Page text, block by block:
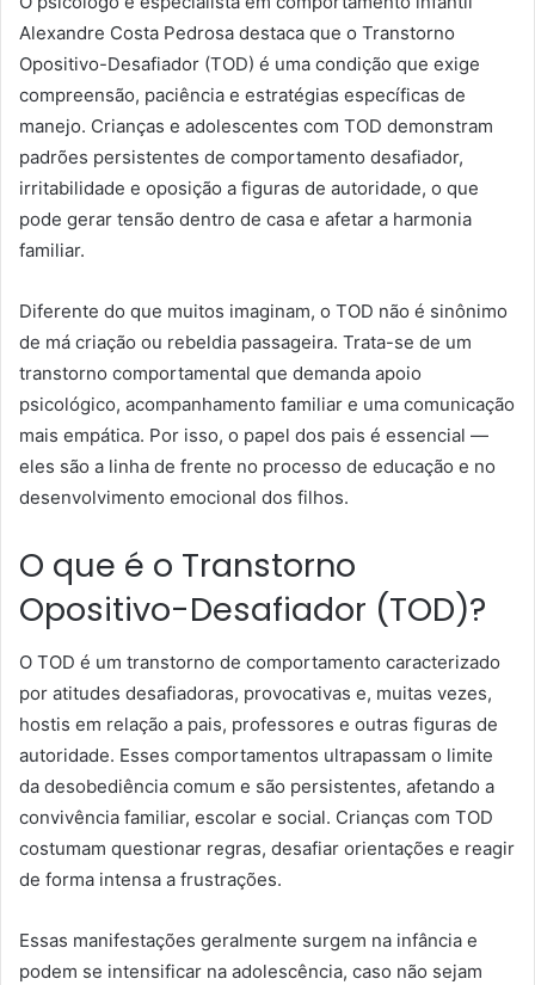
Alexandre Costa Pedrosa destaca que o Transtorno
Opositivo-Desafiador (TOD) é uma condição que exige
compreensão, paciência e estratégias específicas de
manejo. Crianças e adolescentes com TOD demonstram
padrões persistentes de comportamento desafiador,
irritabilidade e oposição a figuras de autoridade, o que
pode gerar tensão dentro de casa e afetar a harmonia
familiar.
Diferente do que muitos imaginam, o TOD não é sinônimo
de má criação ou rebeldia passageira. Trata-se de um
transtorno comportamental que demanda apoio
psicológico, acompanhamento familiar e uma comunicação
mais empática. Por isso, o papel dos pais é essencial —
eles são a linha de frente no processo de educação e no
desenvolvimento emocional dos filhos.
O que é o Transtorno
Opositivo-Desafiador (TOD)?
O TOD é um transtorno de comportamento caracterizado
por atitudes desafiadoras, provocativas e, muitas vezes,
hostis em relação a pais, professores e outras figuras de
autoridade. Esses comportamentos ultrapassam o limite
da desobediência comum e são persistentes, afetando a
convivência familiar, escolar e social. Crianças com TOD
costumam questionar regras, desafiar orientações e reagir
de forma intensa a frustrações.
Essas manifestações geralmente surgem na infância e
podem se intensificar na adolescência, caso não sejam